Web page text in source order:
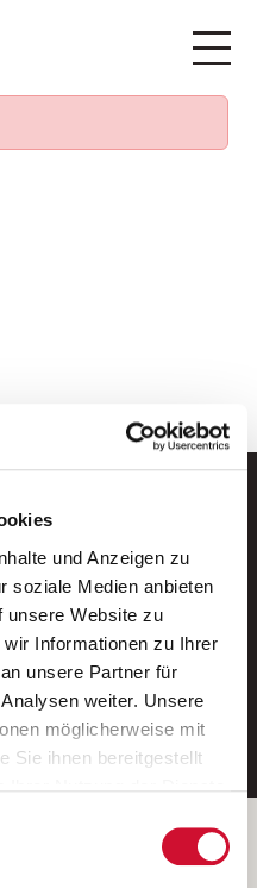
und Anzeigen zu
soziale Medien anbieten
unsere Website zu
Informationen zu Ihrer
unsere Partner für
weiter. Unsere
möglicherweise mit
Sie ihnen bereitgestellt
klicken, so stimmen
Cookies zu. Sie können
E-Mail.
von AWO
eintragen